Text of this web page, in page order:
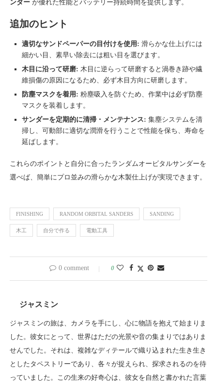
ンダー が優れた性能とバッテリー持続時間を提供します。
追加のヒント
適切なサンドペーパーの目付けを使用: 滑らかな仕上げには
細かい目、素早い除去には粗い目を選びます。
木目に沿って研磨: 木目に逆らって研磨すると渦巻き跡や繊
維損傷の原因になるため、必ず木目方向に研磨します。
防塵マスクを着用: 粉塵吸入を防ぐため、作業中は必ず防塵
マスクを装着します。
サンダーを定期的に清掃・メンテナンス: 集塵システムを清
掃し、可動部に適切な潤滑を行うことで性能を保ち、寿命を
延ばします。
これらのポイントと自分に合ったランダムオービタルサンダーを
選べば、簡単にプロ並みの滑らかな木製仕上げが実現できます。
FINISHING RANDOM ORBITAL SANDERS SANDING
木工 自分で作る 電動工具
0 comment 0
ジャスミン
ジャスミンの旅は、カメラを手にし、心に物語を抱えて始まりま
した。彼女にとって、世界はただの光景や音の集まりではありま
せんでした。それは、複雑なディテールで織り込まれた生き生き
としたタペストリーであり、各々が捉えられ、探求されるのを待
っていました。この生来の好奇心は、彼女を自然と書かれた言葉